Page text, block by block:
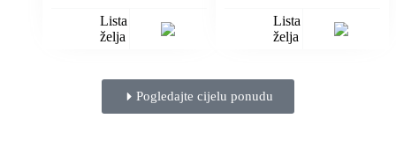
Lista
želja
Lista
želja
Pogledajte cijelu ponudu